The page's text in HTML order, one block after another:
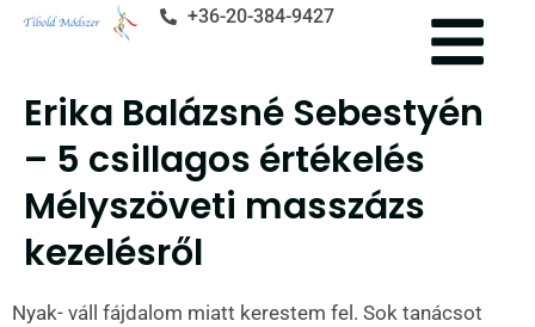
+36-20-384-9427
Erika Balázsné Sebestyén
– 5 csillagos értékelés
Mélyszöveti masszázs
kezelésről
Nyak- váll fájdalom miatt kerestem fel. Sok tanácsot